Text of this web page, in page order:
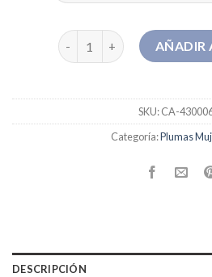
plumas mujer outletAÑADIR
SKU:CA-
Categoría:Plumas
DESCRIPCIÓN